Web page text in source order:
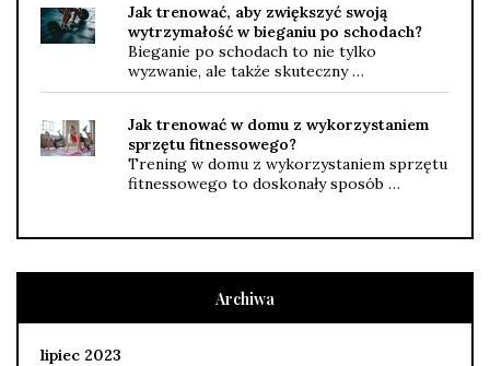
Jak trenować, aby zwiększyć swoją
wytrzymałość w bieganiu po schodach?
Bieganie po schodach to nie tylko
wyzwanie, ale także skuteczny …
Jak trenować w domu z wykorzystaniem
sprzętu fitnessowego?
Trening w domu z wykorzystaniem sprzętu
fitnessowego to doskonały sposób …
Archiwa
lipiec 2023